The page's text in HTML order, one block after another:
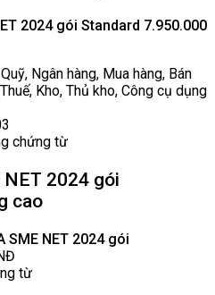
2024 gói Standard 7.950.000
Ngân hàng, Mua hàng, Bán
Kho, Thủ kho, Công cụ dụng
chứng từ
NET 2024 gói
cao
SME NET 2024 gói
từ